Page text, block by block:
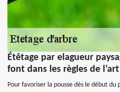
Étêtage par elagueur
font dans les règles de l’art
Pour favoriser la pousse dès le début